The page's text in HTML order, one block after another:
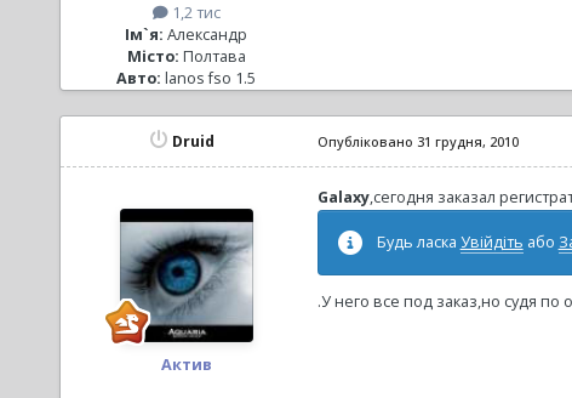
1,2 тис
Ім`я: Александр
Місто: Полтава
Авто: lanos fso 1.5
Druid
Актив
Опубліковано 31 грудня, 2010
Galaxy,сегодня заказал
Будь ласка Увійдіть або
.У него все под заказ,но судя